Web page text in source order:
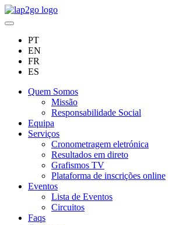
PT
EN
FR
ES
Quem Somos
Missão
Responsabilidade Social
Equipa
Serviços
Cronometragem eletrónica
Resultados em direto
Grafismos TV
Plataforma de inscrições online
Eventos
Lista de Eventos
Circuitos
Faqs